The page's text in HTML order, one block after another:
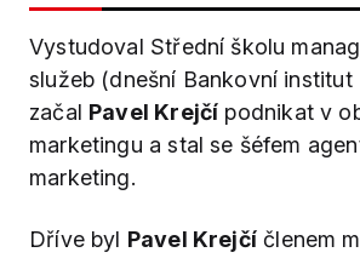
Vystudoval Střední školu
služeb (dnešní Bankovní institut
začal Pavel Krejčí podnikat v
marketingu a stal se šéfem
marketing.
Dříve byl Pavel Krejčíčlenem